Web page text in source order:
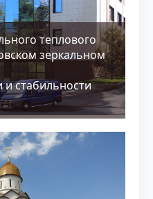
теплового
зеркальном
и стабильности